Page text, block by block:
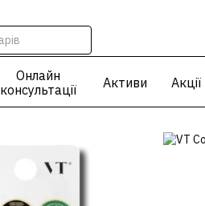
Онлайн
консультації
Активи Акції